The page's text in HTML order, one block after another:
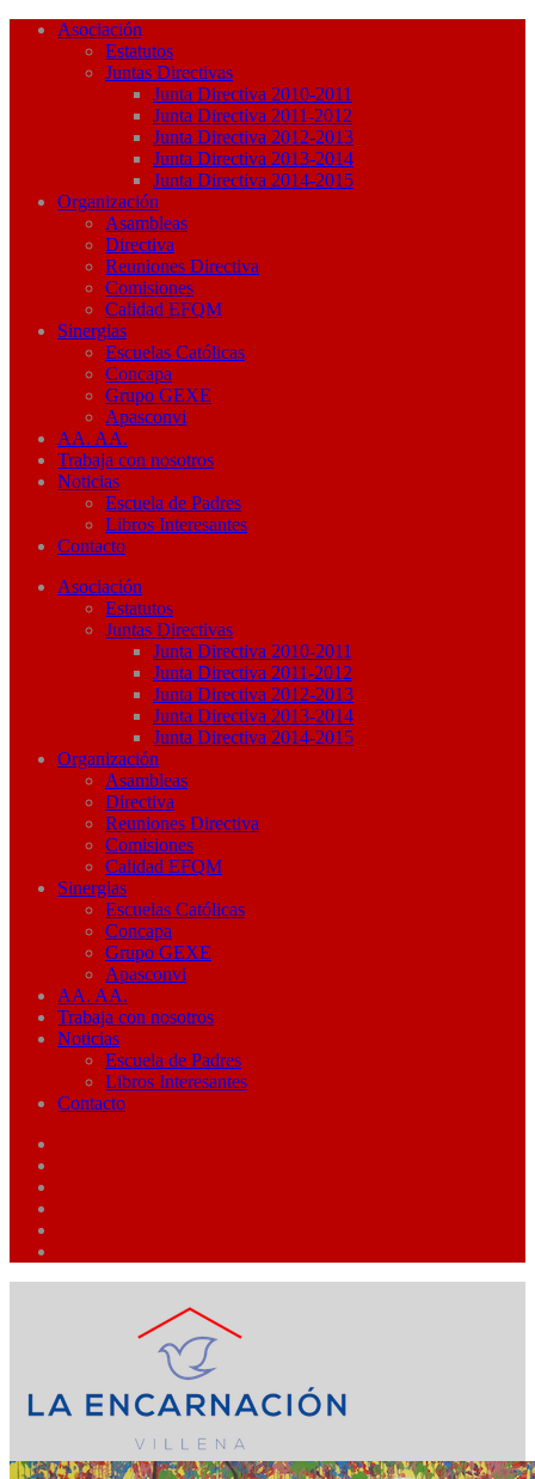
Asociación
Estatutos
Juntas Directivas
Junta Directiva 2010-2011
Junta Directiva 2011-2012
Junta Directiva 2012-2013
Junta Directiva 2013-2014
Junta Directiva 2014-2015
Organización
Asambleas
Directiva
Reuniones Directiva
Comisiones
Calidad EFQM
Sinergias
Escuelas Católicas
Concapa
Grupo GEXE
Apasconvi
AA. AA.
Trabaja con nosotros
Noticias
Escuela de Padres
Libros Interesantes
Contacto
Asociación
Estatutos
Juntas Directivas
Junta Directiva 2010-2011
Junta Directiva 2011-2012
Junta Directiva 2012-2013
Junta Directiva 2013-2014
Junta Directiva 2014-2015
Organización
Asambleas
Directiva
Reuniones Directiva
Comisiones
Calidad EFQM
Sinergias
Escuelas Católicas
Concapa
Grupo GEXE
Apasconvi
AA. AA.
Trabaja con nosotros
Noticias
Escuela de Padres
Libros Interesantes
Contacto